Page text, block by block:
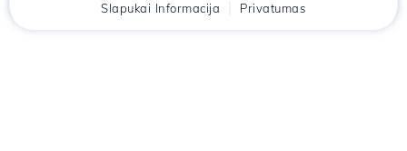
Slapukai Informacija Privatumas
Klientas Krepšelis Pokalbis